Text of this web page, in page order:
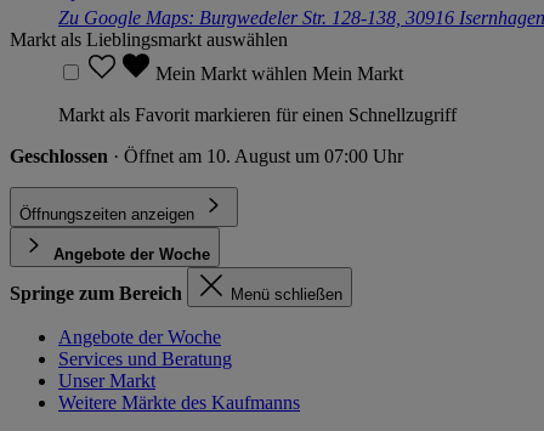
Zu Google Maps: Burgwedeler Str. 128-138, 30916 Isernhagen
Markt als Lieblingsmarkt auswählen
Mein Markt wählen Mein Markt
Markt als Favorit markieren für einen Schnellzugriff
Geschlossen · Öffnet am 10. August um 07:00 Uhr
Öffnungszeiten anzeigen
Angebote der Woche
Springe zum Bereich Menü schließen
Angebote der Woche
Services und Beratung
Unser Markt
Weitere Märkte des Kaufmanns